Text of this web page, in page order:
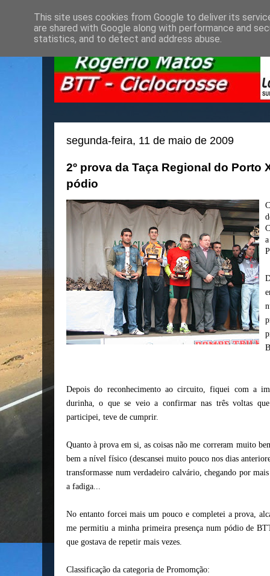
segunda-feira, 11 de maio de 2009
2º prova da Taça Regional do Porto
pódio
Depois do reconhecimentoao circuito, fiquei com a
durinha, o que se veio a confirmar nas três voltas
participei, teve de cumprir.
Quanto à prova em si, as coisas não me correram muito
bem a nível físico (descansei muito pouco nos dias
transformasse num verdadeiro calvário, chegando por
a fadiga...
No entanto forcei mais um pouco e completei a prova,
me permitiu a minha primeira presença num pódio de
que gostava de repetir mais vezes.
Classificação da categoria de Promomção:
This site uses cookies from Google to deliver its
are shared with Google along with performance and
statistics, and to detect and address abuse.